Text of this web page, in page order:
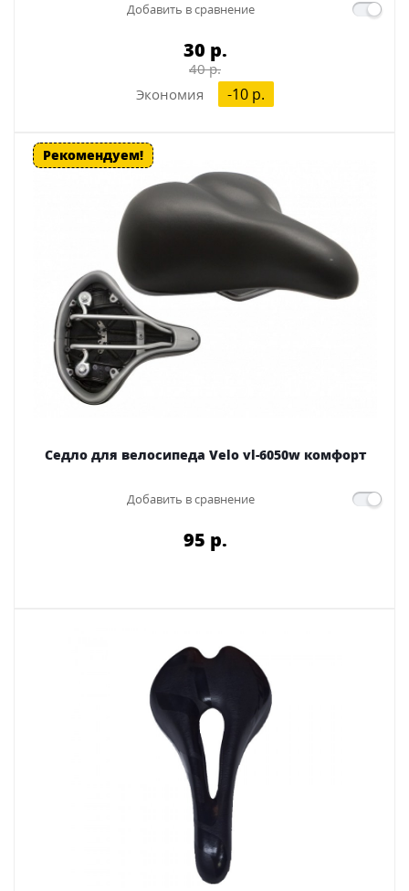
Добавить в сравнение
30 p.
40 p.
Экономия
-10 p.
Рекомендуем!
Седло для велосипеда Velo vl-6050w комфорт
Добавить в сравнение
95 p.